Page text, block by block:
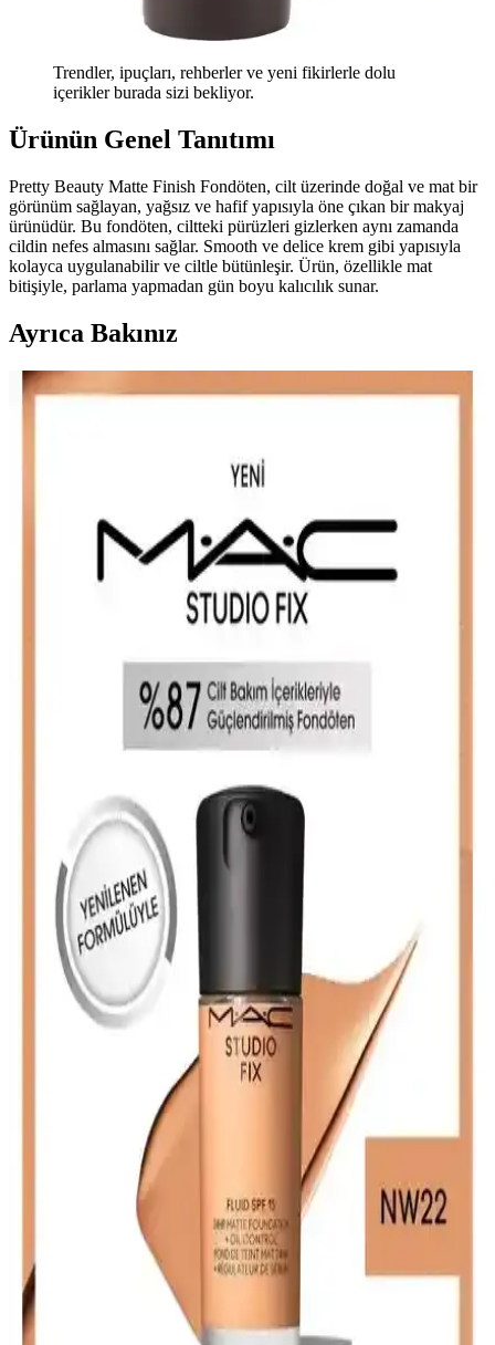
Trendler, ipuçları, rehberler ve yeni fikirlerle dolu
içerikler burada sizi bekliyor.
Ürünün Genel Tanıtımı
Pretty Beauty Matte Finish Fondöten, cilt üzerinde doğal ve mat bir
görünüm sağlayan, yağsız ve hafif yapısıyla öne çıkan bir makyaj
ürünüdür. Bu fondöten, ciltteki pürüzleri gizlerken aynı zamanda
cildin nefes almasını sağlar. Smooth ve delice krem gibi yapısıyla
kolayca uygulanabilir ve ciltle bütünleşir. Ürün, özellikle mat
bitişiyle, parlama yapmadan gün boyu kalıcılık sunar.
Ayrıca Bakınız
Gabrini HD Matte Fondöten İncelemesi: Kalıcılık ve
Gabrini HD Matte Fondöten hakkında spesifik bilgiler olmamakla
birlikte, mat fondötenlerin kalıcılık ve performans özellikleri genel
mat bir görünüm elde etmek mümkün.
Note Fondöten Karşılaştırması: Detox & Protect ile
Luminous Moisturizing Ürünleri Analizi
özellikleri, kullanıcı yorumları ve performansları detaylı incelenerek,
cilt tipine uygun en iyi seçeneği belirlemenize yardımcı oluyor.
Mac Studio Fix Fluid ve Studio Radiance Serum-
powered Fondöten Karşılaştırması
İki popüler Mac fondöten ürününü detaylı karşılaştırıyoruz. Mat ve
yüksek kapatıcılığa sahip Studio Fix Fluid ile ışıltılı ve cilt bakımına
odaklanan Studio Radiance Serum-powered fondöten arasındaki
farkları keşfedin.
Note Cosmetique ve Note Mattifying Fondöten
Karşılaştırması: Hangi Ürün Sizin İçin Uygun
Note Detox & Protect ve Mattifying Extreme Wear fondötenleri
detaylı karşılaştırmasıyla, cilt tipinize uygun en iyi seçeneği
belirleyin. Performans, kapatıcılık ve kullanıcı yorumlarına göre
analiz edilmiştir.
Maybelline ve Rimmel Fondötenleri Karşılaştırması:
Hangi Ürün Sizin İçin Uygun
İki popüler fondöten olan Maybelline Fit Me ve Rimmel Lasting
Finish'in özelliklerini, kullanıcı yorumlarını ve performanslarını
karşılaştırıyoruz, doğru seçimi yapmanız için detaylar burada.
Mat Görünüm Fondötenleri: Pürüzsüz ve Doğal Bir
Cilt İçin Kullanım İpuçları ve Ürün Seçenekleri
Mat fondötenler, parlama yapmadan pürüzsüz ve doğal bir görünüm
sağlar. Doğru uygulama teknikleri ve ürün seçimiyle cildinizde kalıcı
ve sağlıklı bir mat görünüm elde edebilirsiniz.